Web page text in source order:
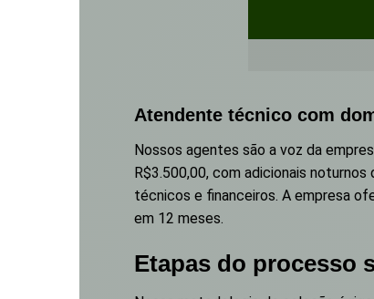
Atendente técnico com
Nossos agentes são a voz da
R$3.500,00, com adicionais
técnicos e financeiros. A empresa
em 12 meses.
Etapas do processo